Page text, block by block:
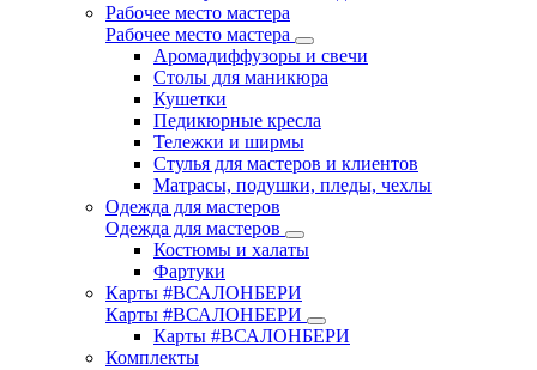
Рабочее место мастера
Рабочее место мастера
Аромадиффузоры и свечи
Столы для маникюра
Кушетки
Педикюрные кресла
Тележки и ширмы
Стулья для мастеров и клиентов
Матрасы, подушки, пледы, чехлы
Одежда для мастеров
Одежда для мастеров
Костюмы и халаты
Фартуки
Карты #ВСАЛОНБЕРИ
Карты #ВСАЛОНБЕРИ
Карты #ВСАЛОНБЕРИ
Комплекты